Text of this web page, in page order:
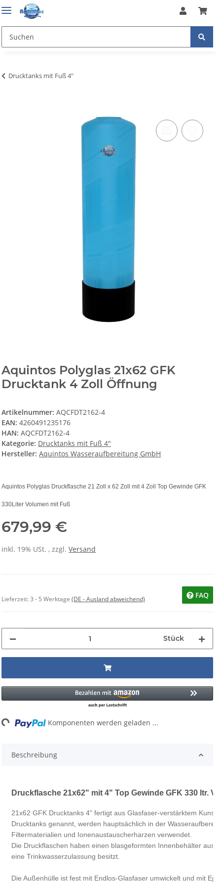
Drucktanks mit Fuß 4"
Aquintos Polyglas 21x62 GFK
Drucktank 4 Zoll Öffnung
Artikelnummer:AQCFDT2162-4
EAN: 4260491235176
HAN: AQCFDT2162-4
Kategorie: Drucktanks mit Fuß 4"
Hersteller: Aquintos Wasseraufbereitung GmbH
Aquintos Polyglas Druckflasche 21 Zoll x 62 Zoll mit 4 Zoll Top Gewinde GFK
330Liter Volumen mit Fuß
679,99 €
inkl. 19% USt. , zzgl.Versand
Lieferzeit:3 - 5 Werktage(DE - Ausland abweichend) FAQ
Stück
Komponenten werden geladen ...
Beschreibung
Druckflasche 21x62" mit 4" Top Gewinde GFK 330 ltr.
21x62 GFK Drucktanks 4" fertigt aus Glasfaser-verstärktem
Drucktanks genannt, werden hauptsächlich in der
Filtermaterialien und Ionenaustauscherharzen verwendet.
Die Druckflaschen haben einen blasgeformten Innenbehälter aus
eine Trinkwasserzulassung besitzt.
Die Außenhülle ist fest mit Endlos-Glasfaser umwickelt und mit